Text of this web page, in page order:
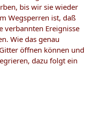
bis wir sie wieder
Wegsperren ist, daß
verbannten Ereignisse
Wie das genau
öffnen können und
dazu folgt ein